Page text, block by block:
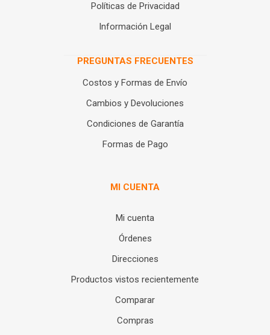
Políticas de Privacidad
Información Legal
PREGUNTAS FRECUENTES
Costos y Formas de Envío
Cambios y Devoluciones
Condiciones de Garantía
Formas de Pago
MI CUENTA
Mi cuenta
Órdenes
Direcciones
Productos vistos recientemente
Comparar
Compras